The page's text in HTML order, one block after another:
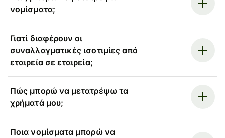
νομίσματα;
Γιατί διαφέρουν οι
συναλλαγματικές ισοτιμίες από
εταιρεία σε εταιρεία;
Πώς μπορώ να μετατρέψω τα
χρήματά μου;
Ποια νομίσματα μπορώ να